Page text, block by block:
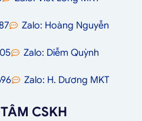
Zalo: Hoàng Nguyễn
Zalo: Diễm Quỳnh
Zalo: H. Dương MKT
CSKH